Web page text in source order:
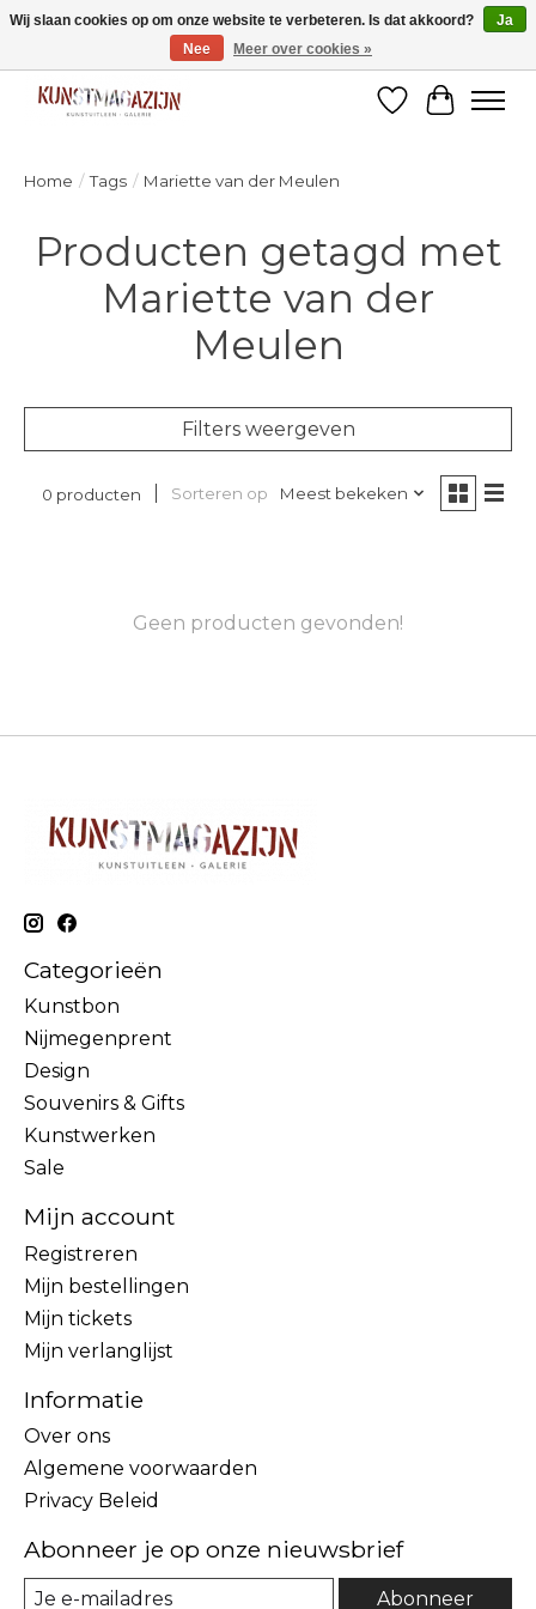
Welkom bij de designshop van Kunstmagazijn Nijmegen!
Verlanglijst
Home / Tags / Mariette van der Meulen
Producten getagd met
Mariette van der
Meulen
Filters weergeven
0 producten Sorteren op Meest bekeken
Geen producten gevonden!
Categorieën
Kunstbon
Nijmegenprent
Design
Souvenirs & Gifts
Kunstwerken
Sale
Mijn account
Registreren
Mijn bestellingen
Mijn tickets
Mijn verlanglijst
Informatie
Over ons
Algemene voorwaarden
Privacy Beleid
Abonneer je op onze nieuwsbrief
Abonneer
Wij slaan cookies op om onze website te verbeteren. Is dat akkoord?
Ja
Nee
Meer over cookies »